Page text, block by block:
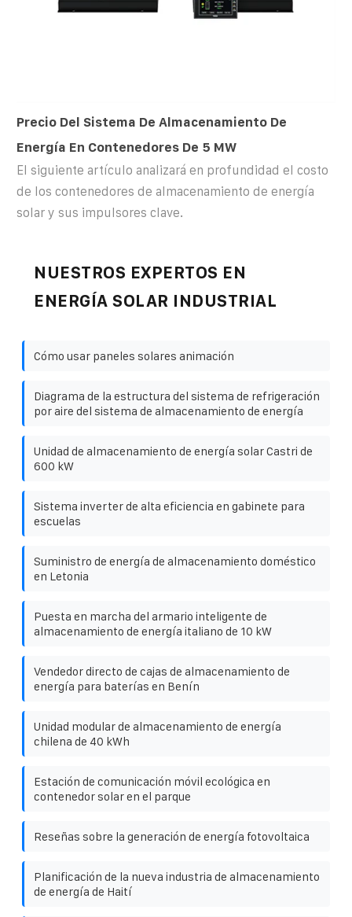
Precio Del Sistema De Almacenamiento De
Energía En Contenedores De 5 MW
El siguiente artículo analizará en profundidad el costo
de los contenedores de almacenamiento de energía
solar y sus impulsores clave.
NUESTROS EXPERTOS EN
ENERGÍA SOLAR INDUSTRIAL
Cómo usar paneles solares animación
Diagrama de la estructura del sistema de refrigeración
por aire del sistema de almacenamiento de energía
Unidad de almacenamiento de energía solar Castri de
600 kW
Sistema inverter de alta eficiencia en gabinete para
escuelas
Suministro de energía de almacenamiento doméstico
en Letonia
Puesta en marcha del armario inteligente de
almacenamiento de energía italiano de 10 kW
Vendedor directo de cajas de almacenamiento de
energía para baterías en Benín
Unidad modular de almacenamiento de energía
chilena de 40 kWh
Estación de comunicación móvil ecológica en
contenedor solar en el parque
Reseñas sobre la generación de energía fotovoltaica
Planificación de la nueva industria de almacenamiento
de energía de Haití